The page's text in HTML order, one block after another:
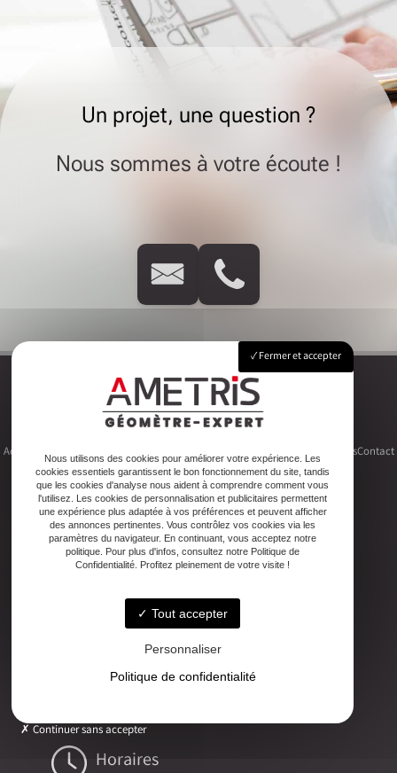
Un projet, une question ?
Nous sommes à votre écoute !
Accueil Le cabinetFoncierUrbanismeCopropriétéTopographieAutres activitésContact
Adresse
2ter Cour Xavier Moreau, 33720 Podensac
Téléphone
05 56 27 26 08
Email
Horaires
Fermer et accepter
Nous utilisons des cookies pour améliorer votre expérience. Les
cookies essentiels garantissent le bon fonctionnement du site, tandis
que les cookies d'analyse nous aident à comprendre comment vous
l'utilisez. Les cookies de personnalisation et publicitaires permettent
une expérience plus adaptée à vos préférences et peuvent afficher
des annonces pertinentes. Vous contrôlez vos cookies via les
paramètres du navigateur. En continuant, vous acceptez notre
politique. Pour plus d'infos, consultez notre Politique de
Confidentialité. Profitez pleinement de votre visite !
Tout accepter
Personnaliser
Politique de confidentialité
Continuer sans accepter